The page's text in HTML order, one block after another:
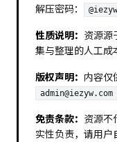
解压密码：
性质说明： 资源源
集与整理的人工成
版权声明： 内容仅
admin@iezyw.com
免责条款： 资源不
实性负责，请用户